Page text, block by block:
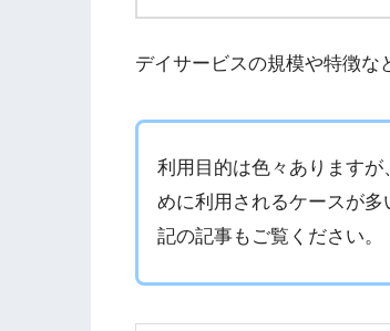
デイサービスの規模や特徴な
利用目的は色々あります
めに利用されるケースが
記の記事もご覧ください。